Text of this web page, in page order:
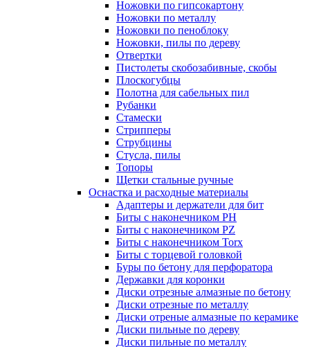
Ножовки по гипсокартону
Ножовки по металлу
Ножовки по пеноблоку
Ножовки, пилы по дереву
Отвертки
Пистолеты скобозабивные, скобы
Плоскогубцы
Полотна для сабельных пил
Рубанки
Стамески
Стрипперы
Струбцины
Стусла, пилы
Топоры
Щетки стальные ручные
Оснастка и расходные материалы
Адаптеры и держатели для бит
Биты с наконечником PH
Биты с наконечником PZ
Биты с наконечником Torx
Биты с торцевой головкой
Буры по бетону для перфоратора
Державки для коронки
Диски отрезные алмазные по бетону
Диски отрезные по металлу
Диски отреные алмазные по керамике
Диски пильные по дереву
Диски пильные по металлу